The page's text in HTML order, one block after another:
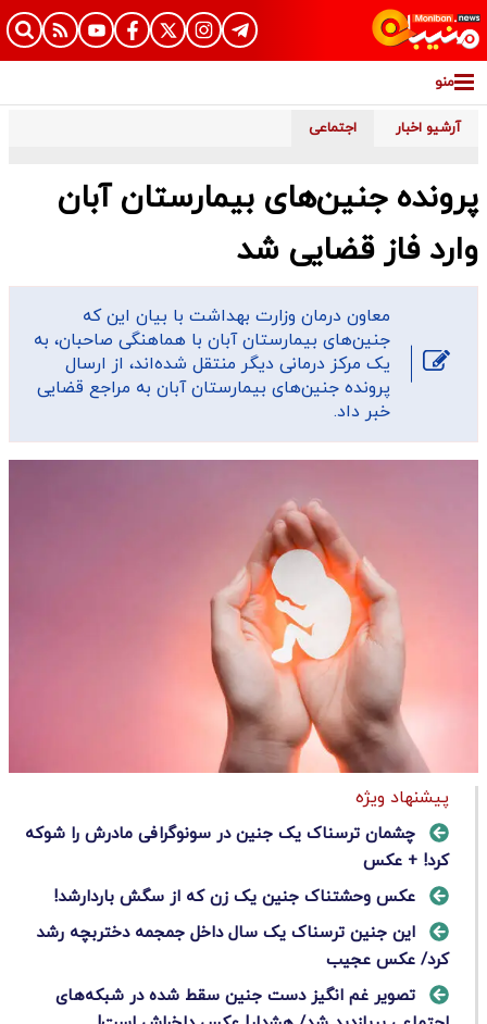
منو
آرشیو اخبار اجتماعی
پرونده جنین‌های بیمارستان آبان
وارد فاز قضایی شد
معاون درمان وزارت بهداشت با بیان این که
جنین‌های بیمارستان آبان با هماهنگی صاحبان، به
یک مرکز درمانی دیگر منتقل شده‌اند، از ارسال
پرونده جنین‌های بیمارستان آبان به مراجع قضایی
خبر داد.
پیشنهاد ویژه
چشمان ترسناک یک جنین در سونوگرافی مادرش را شوکه
کرد! + عکس
عکس وحشتناک جنین یک زن که از سگش باردارشد!
این جنین ترسناک یک سال داخل جمجمه دختربچه رشد
کرد/ عکس عجیب
تصویر غم انگیز دست جنین سقط شده در شبکه‌های